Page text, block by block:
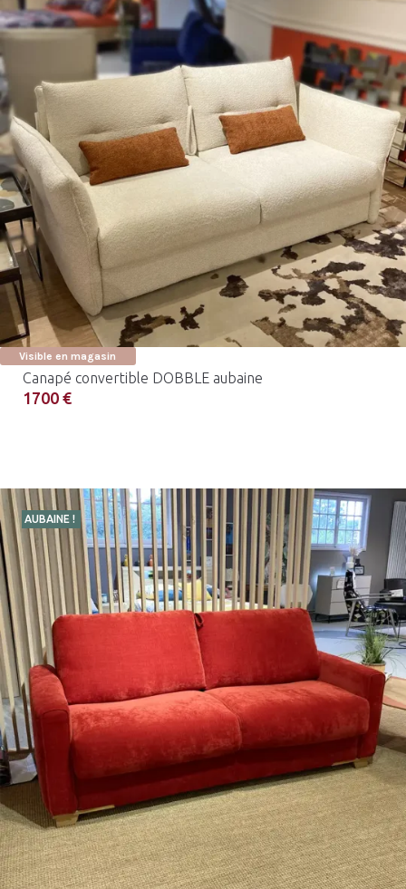
Visible en magasin
Canapé convertible DOBBLE aubaine
1700 €
AUBAINE !